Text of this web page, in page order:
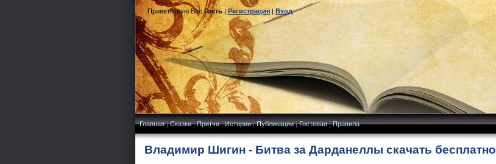
Приветствую Вас Гость|Регистрация|Вход
Главная|Сказки|Притчи|Истории|Публикации|Гостевая|Правила
Владимир Шигин - Битва за Дарданеллы скачать бесплатно